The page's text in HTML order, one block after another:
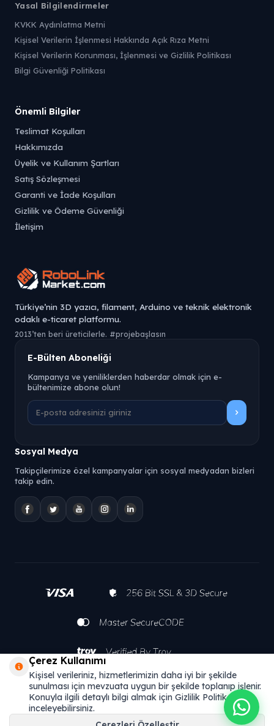
Yasal Bilgilendirmeler
KVKK Aydınlatma Metni
Kişisel Verilerin İşlenmesi Hakkında Açık Rıza Metni
Kişisel Verilerin Korunması, İşlenmesi ve Gizlilik Politikası
Bilgi Güvenliği Politikası
Önemli Bilgiler
Teslimat Koşulları
Hakkımızda
Üyelik ve Kullanım Şartları
Satış Sözleşmesi
Garanti ve İade Koşulları
Gizlilik ve Ödeme Güvenliği
İletişim
Türkiye’nin 3D yazıcı, filament, Arduino ve teknik elektronik
odaklı e-ticaret platformu.
2013’ten beri üreticilerle. #projebaşlasın
E-Bülten Aboneliği
Kampanya ve yeniliklerden haberdar olmak için e-
bültenimize abone olun!
Sosyal Medya
Takipçilerimize özel kampanyalar için sosyal medyadan bizleri
takip edin.
Çerez Kullanımı
Kişisel verileriniz, hizmetlerimizin daha iyi bir şekilde
sunulması için mevzuata uygun bir şekilde toplanıp işlenir.
Konuyla ilgili detaylı bilgi almak için Gizlilik Politikamızı
inceleyebilirsiniz.